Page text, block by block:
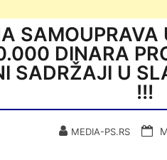
SAMOUPRAVA
DINARA
SADRŽAJI U
!!!
MEDIA-PS.RS